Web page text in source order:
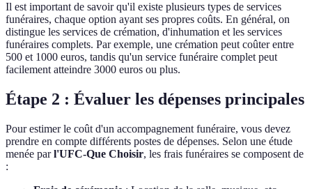
Il est important de savoir qu'il existe plusieurs types de services
funéraires, chaque option ayant ses propres coûts. En général, on
distingue les services de crémation, d'inhumation et les services
funéraires complets. Par exemple, une crémation peut coûter entre
500 et 1000 euros, tandis qu'un service funéraire complet peut
facilement atteindre 3000 euros ou plus.
Étape 2 : Évaluer les dépenses principales
Pour estimer le coût d'un accompagnement funéraire, vous devez
prendre en compte différents postes de dépenses. Selon une étude
menée parl'UFC-Que Choisir, les frais funéraires se composent de
: